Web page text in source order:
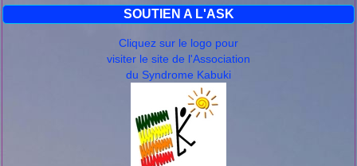
SOUTIEN A L'ASK
Cliquez sur le logo pour
visiter le site de l'Association
du Syndrome Kabuki